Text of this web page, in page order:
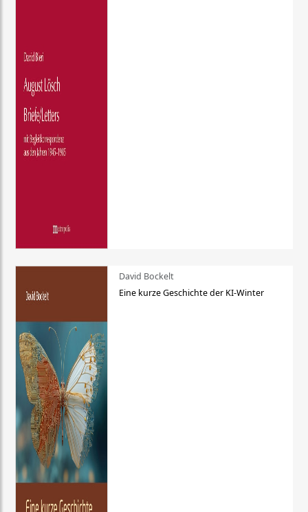
David Bockelt
Eine kurze Geschichte der KI-Winter